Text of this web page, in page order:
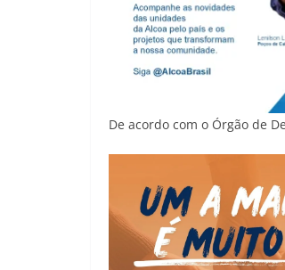
De acordo com o Órgão de